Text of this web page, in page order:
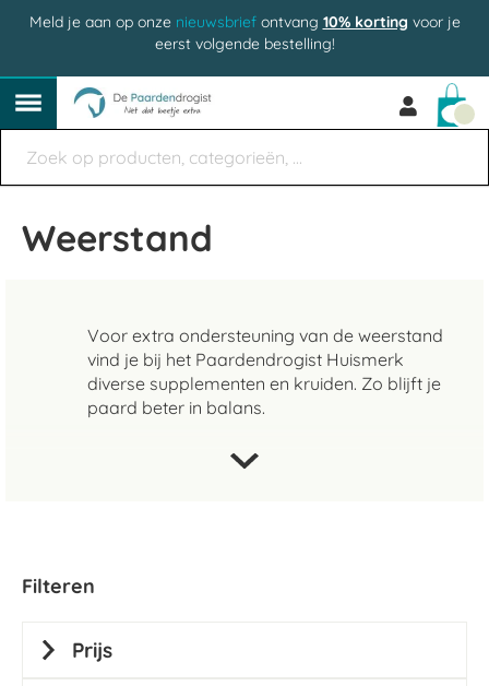
Meld je aan op onze nieuwsbriefontvang 10% korting voor je
eerst volgende bestelling!
Weerstand
Voor extra ondersteuning van de weerstand
vind je bij het Paardendrogist Huismerk
diverse supplementen en kruiden. Zo blijft je
paard beter in balans.
Filteren
Prijs